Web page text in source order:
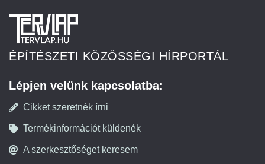
ÉPÍTÉSZETI KÖZÖSSÉGI HÍRPORTÁL
Lépjen velünk kapcsolatba:
Cikket szeretnék írni
Termékinformációt küldenék
A szerkesztőséget keresem